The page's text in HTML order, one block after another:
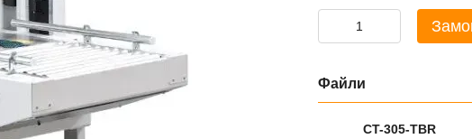
Файли
CT-305-TBR